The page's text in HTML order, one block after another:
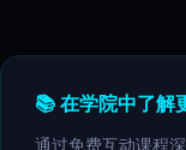
📚 在学院中了解
通过免费互动课程